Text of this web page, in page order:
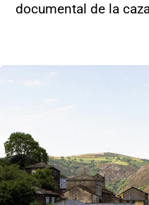
documental de la